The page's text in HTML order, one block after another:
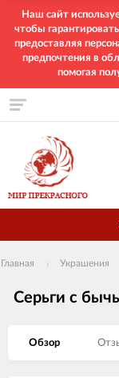
Наш сайт
чтобы
предоставляя
предпочтения в
помогая
Главная Украшения
Серьги с
Обзор